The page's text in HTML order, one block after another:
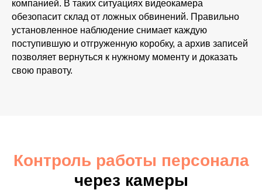
компанией. В таких ситуациях видеокамера
обезопасит склад от ложных обвинений. Правильно
установленное наблюдение снимает каждую
поступившую и отгруженную коробку, а архив записей
позволяет вернуться к нужному моменту и доказать
свою правоту.
Контроль работы персонала
через камеры